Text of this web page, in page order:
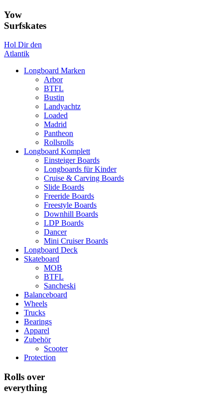
Yow
Surfskates
Hol Dir den
Atlantik
Longboard Marken
Arbor
BTFL
Bustin
Landyachtz
Loaded
Madrid
Pantheon
Rollsrolls
Longboard Komplett
Einsteiger Boards
Longboards für Kinder
Cruise & Carving Boards
Slide Boards
Freeride Boards
Freestyle Boards
Downhill Boards
LDP Boards
Dancer
Mini Cruiser Boards
Longboard Deck
Skateboard
MOB
BTFL
Sancheski
Balanceboard
Wheels
Trucks
Bearings
Apparel
Zubehör
Scooter
Protection
Rolls over
everything